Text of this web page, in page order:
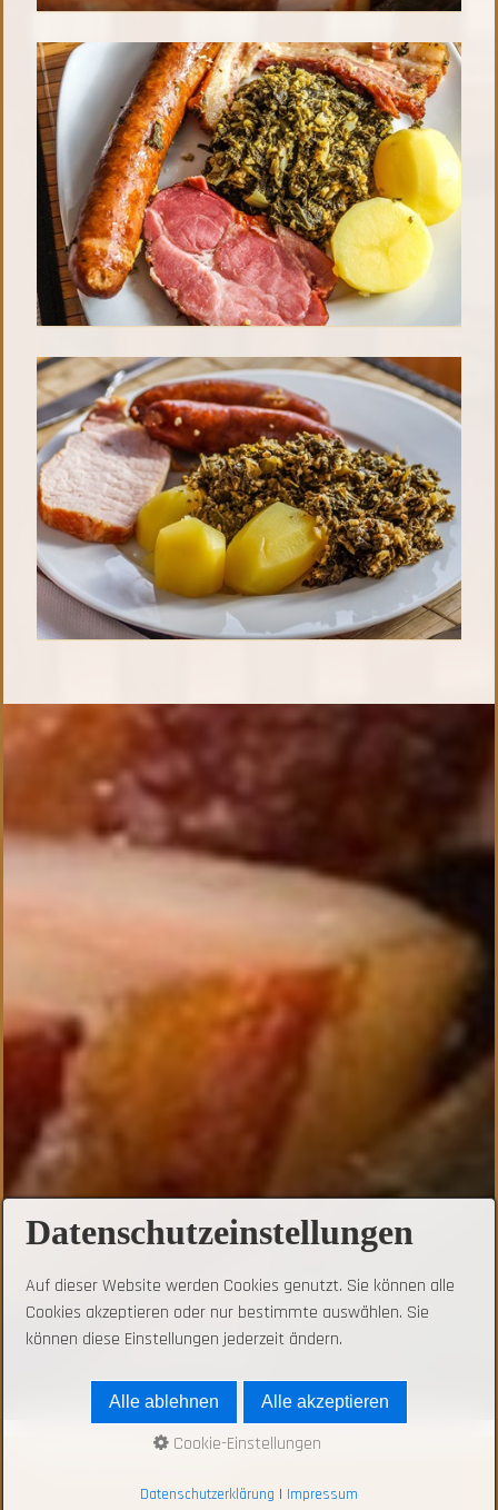
Datenschutzeinstellungen
Auf dieser Website werden Cookies genutzt. Sie können alle
Cookies akzeptieren oder nur bestimmte auswählen. Sie
können diese Einstellungen jederzeit ändern.
Alle ablehnen Alle akzeptieren
Cookie-Einstellungen
Datenschutzerklärung | Impressum